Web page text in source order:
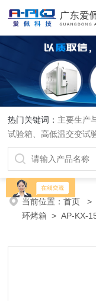
热门关键词： 主要生产
试验箱、高低温交变试
老化箱、恒温恒湿实验
箱、各种振动试验台、
插拔力试验机、按健寿
当前位置：首页 >
环烤箱 > AP-KX-